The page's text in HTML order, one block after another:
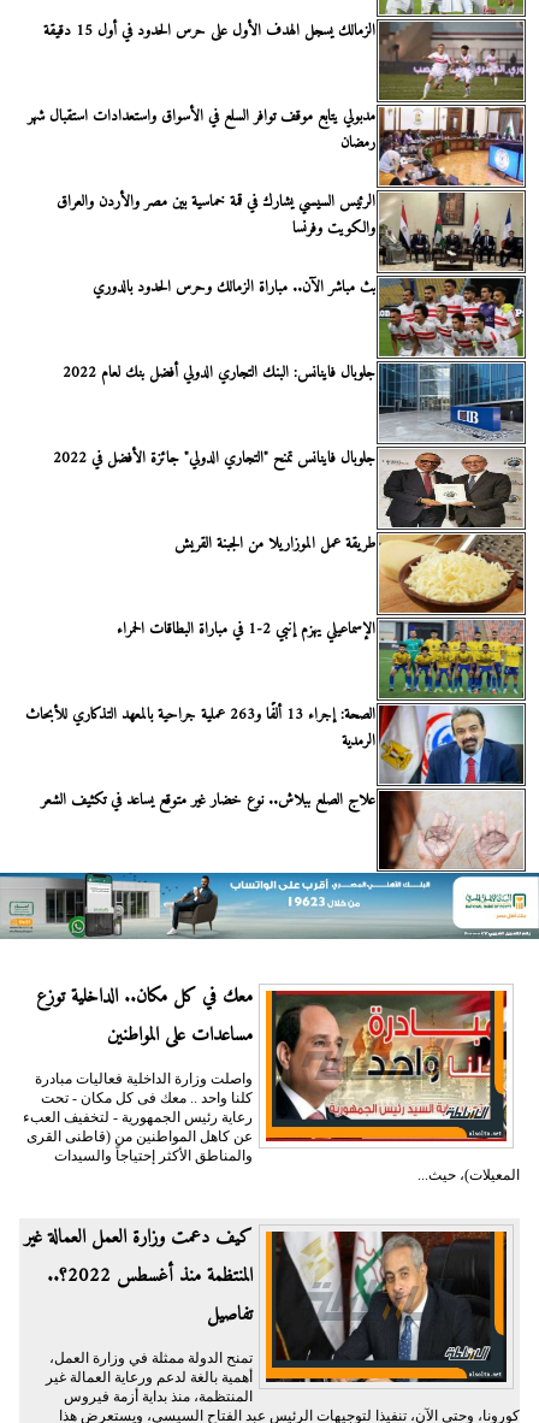
الزمالك يسجل الهدف الأول على حرس الحدود في أول 15 دقيقة
مدبولي يتابع موقف توافر السلع في الأسواق واستعدادات استقبال شهر
رمضان
الرئيس السيسي يشارك في قمة خماسية بين مصر والأردن والعراق
والكويت وفرنسا
بث مباشر الآن.. مباراة الزمالك وحرس الحدود بالدوري
جلوبال فاينانس: البنك التجاري الدولي أفضل بنك لعام 2022
جلوبال فاينانس تمنح "التجاري الدولي" جائزة الأفضل في 2022
طريقة عمل الموزاريلا من الجبنة القريش
الإسماعيلي يهزم إنبي 2-1 في مباراة البطاقات الحمراء
الصحة: إجراء 13 ألفًا و263 عملية جراحية بالمعهد التذكاري للأبحاث
الرمدية
علاج الصلع ببلاش.. نوع خضار غير متوقع يساعد في تكثيف الشعر
معك في كل مكان.. الداخلية توزع
مساعدات على المواطنين
واصلت وزارة الداخلية فعاليات مبادرة
كلنا واحد .. معك فى كل مكان - تحت
رعاية رئيس الجمهورية - لتخفيف العبء
عن كاهل المواطنين من (قاطنى القرى
والمناطق الأكثر إحتياجاً والسيدات
المعيلات)، حيث...
كيف دعمت وزارة العمل العمالة غير
المنتظمة منذ أغسطس 2022؟..
تفاصيل
تمنح الدولة ممثلة في وزارة العمل،
أهمية بالغة لدعم ورعاية العمالة غير
المنتظمة، منذ بداية أزمة فيروس
كورونا، وحتى الآن، تنفيذا لتوجيهات الرئيس عبد الفتاح السيسى، ويستعرض هذا